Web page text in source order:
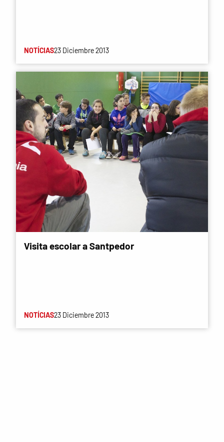
NOTÍCIAS23 Diciembre 2013
Visita escolar a Santpedor
NOTÍCIAS23 Diciembre 2013